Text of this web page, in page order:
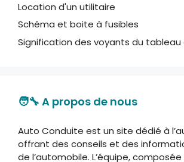
Location d'un utilitaire
Schéma et boite à fusibles
Signification des voyants du tableau
🧑‍🔧 A propos de nous
Auto Conduite est un site dédié à
offrant des conseils et des
de l’automobile. L’équipe,